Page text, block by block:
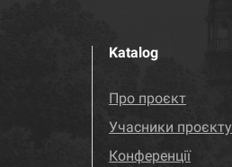
Katalog
Про проєкт
Учасники проєкту
Конференції